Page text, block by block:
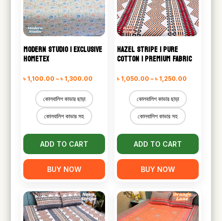
MODERN STUDIO | EXCLUSIVE
HOMETEX
৳ 1,100.00 – ৳ 1,300.00
৳ 1,100.00
কোলবালিশ কাভার ছাড়া
কোলবালিশ কাভার সহ
ADD TO CART
BUY NOW
HAZEL STRIPE | PURE
COTTON | PREMIUM FABRIC
৳ 1,050.00 – ৳ 1,250.00
কোলবালিশ কাভার ছাড়া
কোলবালিশ কাভার সহ
ADD TO CART
BUY NOW